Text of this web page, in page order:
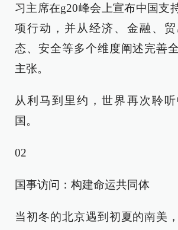
习主席在g20峰会上宣布中国支
项行动，并从经济、金融、
态、安全等多个维度阐述完善
主张。
从利马到里约，世界再次聆
国。
02
国事访问：构建命运共同体
当初冬的北京遇到初夏的南美